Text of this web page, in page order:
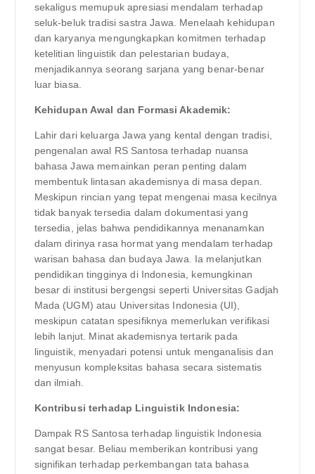
sekaligus memupuk apresiasi mendalam terhadap
seluk-beluk tradisi sastra Jawa. Menelaah kehidupan
dan karyanya mengungkapkan komitmen terhadap
ketelitian linguistik dan pelestarian budaya,
menjadikannya seorang sarjana yang benar-benar
luar biasa.
Kehidupan Awal dan Formasi Akademik:
Lahir dari keluarga Jawa yang kental dengan tradisi,
pengenalan awal RS Santosa terhadap nuansa
bahasa Jawa memainkan peran penting dalam
membentuk lintasan akademisnya di masa depan.
Meskipun rincian yang tepat mengenai masa kecilnya
tidak banyak tersedia dalam dokumentasi yang
tersedia, jelas bahwa pendidikannya menanamkan
dalam dirinya rasa hormat yang mendalam terhadap
warisan bahasa dan budaya Jawa. Ia melanjutkan
pendidikan tingginya di Indonesia, kemungkinan
besar di institusi bergengsi seperti Universitas Gadjah
Mada (UGM) atau Universitas Indonesia (UI),
meskipun catatan spesifiknya memerlukan verifikasi
lebih lanjut. Minat akademisnya tertarik pada
linguistik, menyadari potensi untuk menganalisis dan
menyusun kompleksitas bahasa secara sistematis
dan ilmiah.
Kontribusi terhadap Linguistik Indonesia:
Dampak RS Santosa terhadap linguistik Indonesia
sangat besar. Beliau memberikan kontribusi yang
signifikan terhadap perkembangan tata bahasa